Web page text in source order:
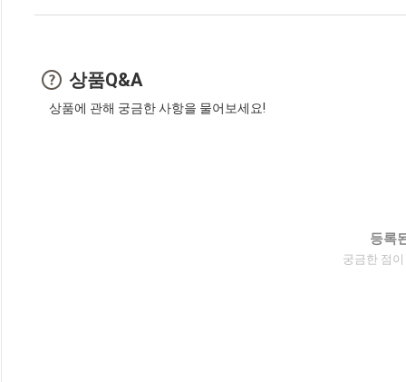
상품Q&A
상품에 관해 궁금한 사항을 물어보세요!
등록
궁금한 점